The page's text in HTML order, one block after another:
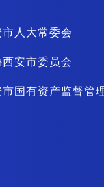
市人大常委会
西安市委员会
市国有资产监督管